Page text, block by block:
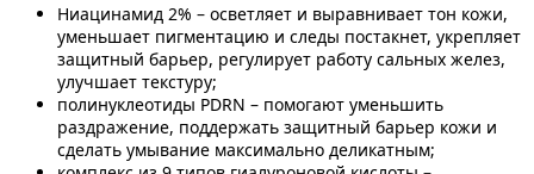
Ниацинамид 2% – осветляет и выравнивает тон кожи,
уменьшает пигментацию и следы постакнет, укрепляет
защитный барьер, регулирует работу сальных желез,
улучшает текстуру;
полинуклеотиды PDRN – помогают уменьшить
раздражение, поддержать защитный барьер кожи и
сделать умывание максимально деликатным;